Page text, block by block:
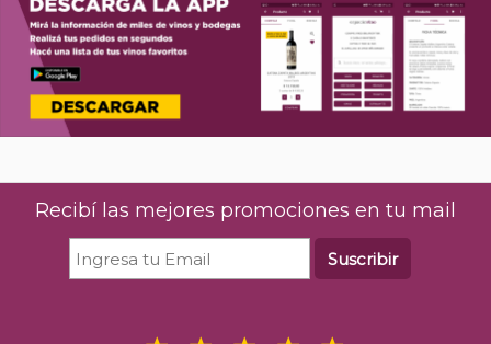
Recibí las mejores promociones en tu mail
Suscribir